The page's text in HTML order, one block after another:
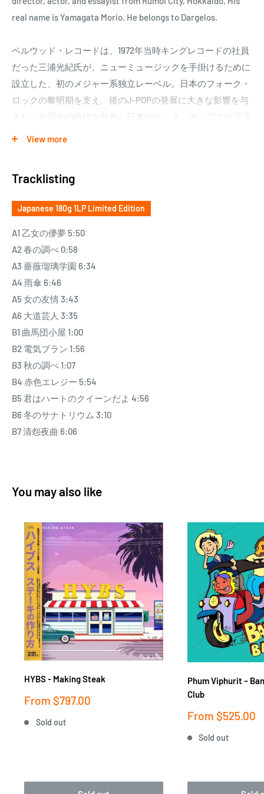
real name is Yamagata Morio. He belongs to Dargelos.
ベルウッド・レコードは、1972年当時キングレコードの社員
だった三浦光紀氏が、ニューミュージックを手掛けるために
設立した、初のメジャー系独立レーベル。日本のフォーク・
ロックの黎明期を支え、後のJ-POPの発展に大きな影響を与
えた。今回その時代を代表し日本のロック、ポップスの源流
ジー」収録のメジャー・デビュー作。大正浪漫とフォーク・
ロックが交錯する屈指 の名盤。
キング
View more
Tracklisting
Japanese 180g 1LP Limited Edition
A1 乙女の儚夢 5:50
A2 春の調べ 0:58
A3 薔薇瑠璃学園 6:34
A4 雨傘 6:46
A5 女の友情 3:43
A6 大道芸人 3:35
B1 曲馬団小屋 1:00
B2 電気ブラン 1:56
B3 秋の調べ 1:07
B4 赤色エレジー 5:54
B5 君はハートのクイーンだよ 4:56
B6 冬のサナトリウム 3:10
B7 清怨夜曲 6:06
You may also like
HYBS - Making Steak
Sale
From $797.00
Sold out
Phum Viphurit ‎–
Club
Sale
From $525.00
Sold out